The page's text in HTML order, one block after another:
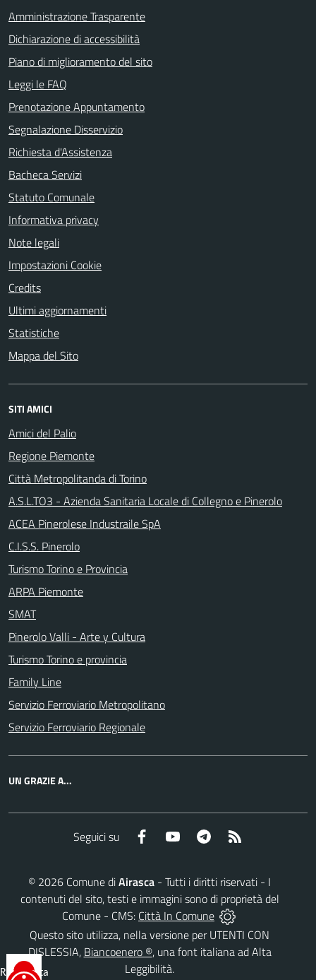
Amministrazione Trasparente
Dichiarazione di accessibilità
Piano di miglioramento del sito
Leggi le FAQ
Prenotazione Appuntamento
Segnalazione Disservizio
Richiesta d'Assistenza
Bacheca Servizi
Statuto Comunale
Informativa privacy
Note legali
Impostazioni Cookie
Credits
Ultimi aggiornamenti
Statistiche
Mappa del Sito
SITI AMICI
Amici del Palio
Regione Piemonte
Città Metropolitanda di Torino
A.S.L.TO3 - Azienda Sanitaria Locale di Collegno e Pinerolo
ACEA Pinerolese Industraile SpA
C.I.S.S. Pinerolo
Turismo Torino e Provincia
ARPA Piemonte
SMAT
Pinerolo Valli - Arte y Cultura
Turismo Torino e provincia
Family Line
Servizio Ferroviario Metropolitano
Servizio Ferroviario Regionale
UN GRAZIE A...
Seguici su Facebook YouTube Telegram
© 2026 Comune diAirasca - Tutti i diritti riservati - I
contenuti del sito, testi e immagini sono di proprietà del
Comune - CMS: Città In Comune
Questo sito utilizza, nella versione per UTENTI CON
DISLESSIA, Biancoenero ®, una font italiana ad Alta
Leggibilità.
Reimposta